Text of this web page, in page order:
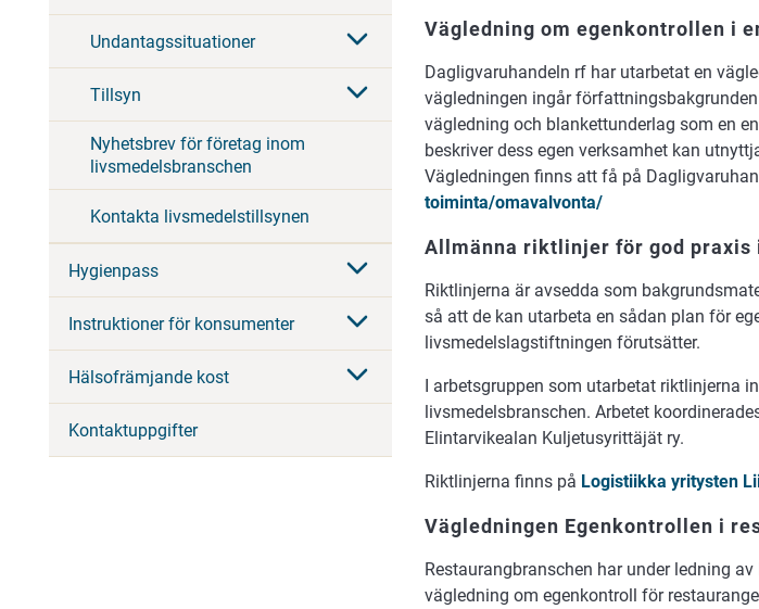
Undantagssituationer
Tillsyn
Nyhetsbrev för företag inom
livsmedelsbranschen
Kontakta livsmedelstillsynen
Hygienpass
Instruktioner för konsumenter
Hälsofrämjande kost
Kontaktuppgifter
Vägledning om egenkontrollen i
Dagligvaruhandeln rf har utarbetat en
vägledningen ingår
vägledning och blankettunderlag som en
beskriver dess egen verksamhet kan
Vägledningen finns att få på
toiminta/omavalvonta/
Allmänna riktlinjer för god
Riktlinjerna är avsedda som
så att de kan utarbeta en sådan plan för
livsmedelslagstiftningen förutsätter.
I arbetsgruppen som utarbetat riktlinjerna
livsmedelsbranschen. Arbetet
Elintarvikealan Kuljetusyrittäjät ry.
Riktlinjerna finns på Logistiikka yritysten
Vägledningen Egenkontrollen i
Restaurangbranschen har under ledning
vägledning om egenkontroll för